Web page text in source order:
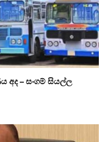
අද – සංගම් සියල්ල